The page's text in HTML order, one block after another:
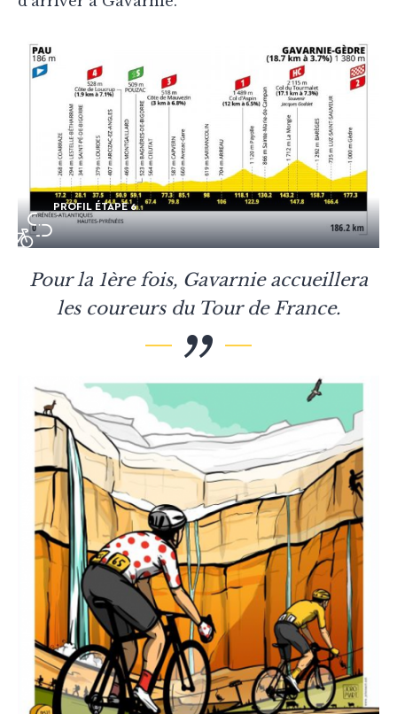
PROFIL ÉTAPE 6
Pour la 1ère fois, Gavarnie accueillera
les coureurs du Tour de France.